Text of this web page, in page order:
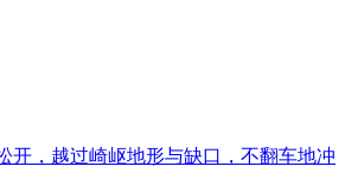
开，越过崎岖地形与缺口，不翻车地冲